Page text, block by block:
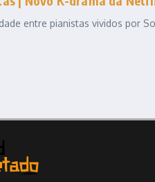
entre pianistas vividos por